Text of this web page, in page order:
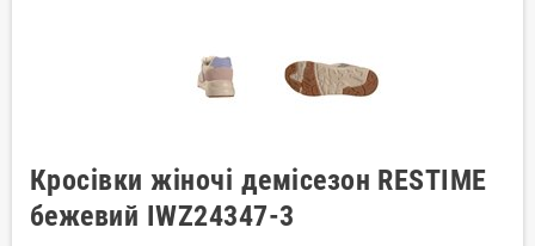
Кросівки жіночі демісезон RESTIME
бежевий IWZ24347-3